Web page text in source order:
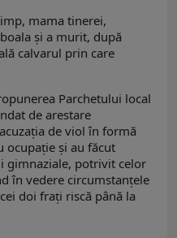
mama tinerei,
și a murit, după
calvarul prin care
Parchetului local
de arestare
de viol în formă
ocupație și au făcut
gimnaziale, potrivit celor
în vedere circumstanțele
doi frați riscă până la